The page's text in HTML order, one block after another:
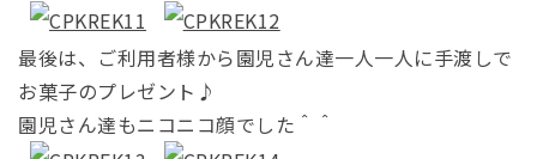
最後は、ご利用者様から園児さん達一人一人に手渡しで
お菓子のプレゼント♪
園児さん達もニコニコ顔でした＾＾